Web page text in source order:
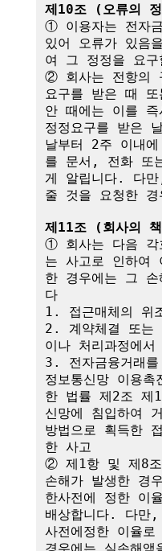
제10조 (오류의
① 이용자는 전자금
있어 오류가 있음
여 그 정정을 요
② 회사는 전항의
요구를 받은 때
안 때에는 이를
정정요구를 받은
날부터 2주 이내
를 문서, 전화 또
게 알립니다. 다
줄 것을 요청한 경
제11조 (회사의
① 회사는 다음 각
는 사고로 인하여
한 경우에는 그 손
다
1. 접근매체의 위
2. 계약체결 또는
이나 처리과정에
3. 전자금융거래
정보통신망 이용
한 법률 제2조 제
신망에 침입하여
방법으로 획득한
한 사고
② 제1항 및 제8조
손해가 발생한 경
한사전에 정한 이
배상합니다. 다만
사전에정한 이율